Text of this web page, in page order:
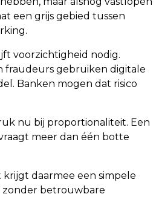
een grijs gebied tussen
voorzichtigheid nodig.
fraudeurs gebruiken digitale
Banken mogen dat risico
nu bij proportionaliteit. Een
meer dan één botte
daarmee een simpele
zonder betrouwbare